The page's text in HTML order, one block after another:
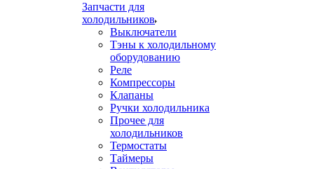
Запчасти для
холодильников
Выключатели
Тэны к холодильному
оборудованию
Реле
Компрессоры
Клапаны
Ручки холодильника
Прочее для
холодильников
Термостаты
Таймеры